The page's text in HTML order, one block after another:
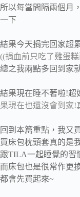
所以每當間隔兩個月
一下
結果今天捐完回家超
((捐血前只吃了雞蛋
總之我兩點多回到家
結果現在睡不著啦!
果現在也還沒會到家!
回到本篇重點，我又
買床包枕頭套真的是
跟TILA一起睡覺的
而床包也是很常作更
都會先買起來~